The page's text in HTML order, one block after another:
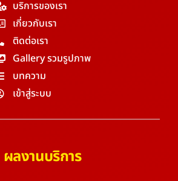
บริการของเรา
เกี่ยวกับเรา
ติดต่อเรา
Gallery รวมรูปภาพ
บทความ
เข้าสู่ระบบ
ผลงานบริการ